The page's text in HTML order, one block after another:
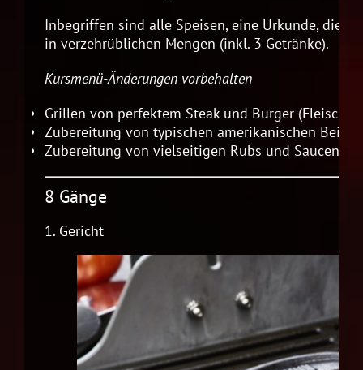
Inbegriffen sind alle Speisen, eine Urkunde, die
in verzehrüblichen Mengen (inkl. 3 Getränke).
Kursmenü-Änderungen vorbehalten
Grillen von perfektem Steak und Burger
Zubereitung von typischen amerikanischen
Zubereitung von vielseitigen Rubs und Saucen
8 Gänge
1. Gericht